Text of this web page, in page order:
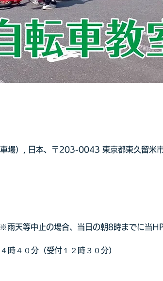
場）, 日本、〒203-0043 東京都東久留米
天等中止の場合、当日の朝8時までに当
時４０分（受付１２時３０分）